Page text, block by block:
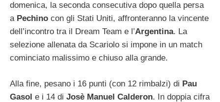
domenica, la seconda consecutiva dopo quella persa
a Pechino con gli Stati Uniti, affronteranno la vincente
dell’incontro tra il Dream Team e l’Argentina. La
selezione allenata da Scariolo si impone in un match
cominciato malissimo e chiuso alla grande.
Alla fine, pesano i 16 punti (con 12 rimbalzi) di Pau
Gasol e i 14 di Josè Manuel Calderon. In doppia cifra